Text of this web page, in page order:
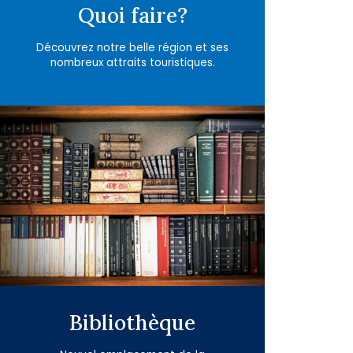
Quoi faire?
Découvrez notre belle région et ses
nombreux attraits touristiques.
Bibliothèque